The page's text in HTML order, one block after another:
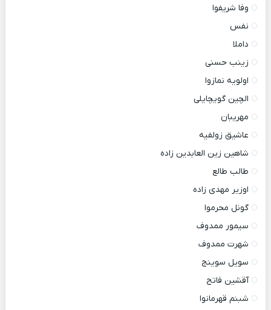
وفا شریفوا
نفس
داملا
زینب حسنی
اولویه نمازوا
الچین گویچایلی
مهریبان
عاشیق زولفیه
شاهین زین العابدین زاده
طالب طالع
اوزیر مهدی زاده
گونل محرموا
سیمور ممدوف
شهرت ممدوف
سویل سوینج
آقشین فاتح
شبنم قهرمانوا